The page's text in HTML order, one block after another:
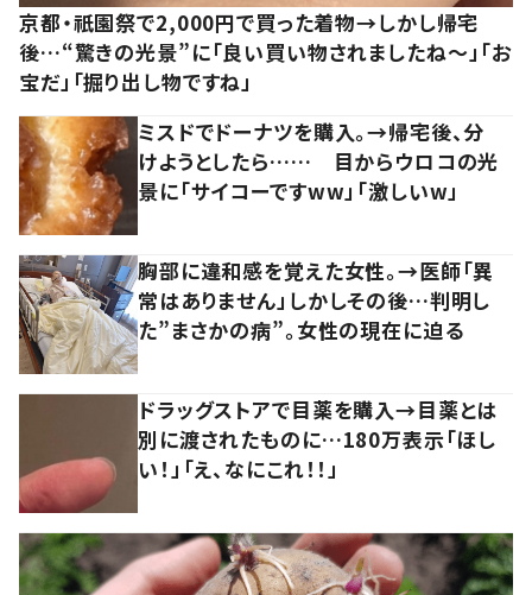
京都・祇園祭で2,000円で買った着物→しかし帰宅
後…“驚きの光景”に「良い買い物されましたね～」「お
宝だ」「掘り出し物ですね」
ミスドでドーナツを購入。→帰宅後、分
けようとしたら…… 目からウロコの光
景に「サイコーですww」「激しいw」
胸部に違和感を覚えた女性。→医師「異
常はありません」しかしその後…判明し
た”まさかの病”。女性の現在に迫る
ドラッグストアで目薬を購入→目薬とは
別に渡されたものに…180万表示「ほし
い！」「え、なにこれ！！」